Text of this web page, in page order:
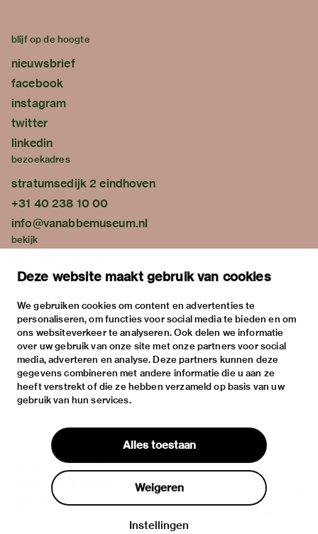
Deze website maakt gebruik van cookies
We gebruiken cookies om content en advertenties te
personaliseren, om functies voor social media te bieden en om
ons websiteverkeer te analyseren. Ook delen we informatie
over uw gebruik van onze site met onze partners voor social
media, adverteren en analyse. Deze partners kunnen deze
gegevens combineren met andere informatie die u aan ze
heeft verstrekt of die ze hebben verzameld op basis van uw
gebruik van hun services.
Alles toestaan
Weigeren
Instellingen
blijf op de hoogte
nieuwsbrief
facebook
instagram
twitter
linkedin
bezoekadres
stratumsedijk 2 eindhoven
+31 40 238 10 00
info@vanabbemuseum.nl
bekijk
activiteiten
praktische informatie
over
het museum
de collectie
fondsen & partners
huisregels
privacy & cookies
disclaimer & colofon
digitoegankelijkheid